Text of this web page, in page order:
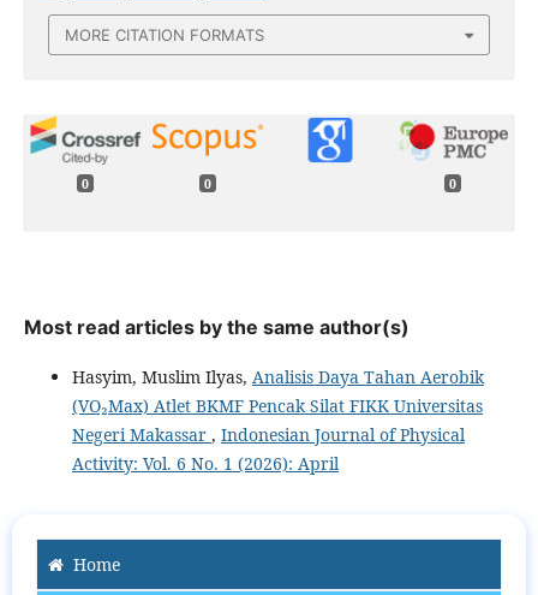
MORE CITATION FORMATS
0 0 0
Most read articles by the same author(s)
Hasyim, Muslim Ilyas, Analisis Daya Tahan Aerobik
(VO₂Max) Atlet BKMF Pencak Silat FIKK Universitas
Negeri Makassar , Indonesian Journal of Physical
Activity: Vol. 6 No. 1 (2026): April
Home